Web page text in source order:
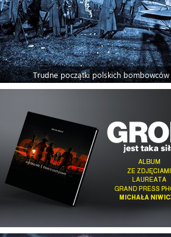
Trudne początki polskich bombowców